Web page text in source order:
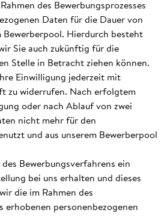
des Bewerbungsprozesses
Daten für die Dauer von
Bewerberpool. Hierdurch besteht
Sie auch zukünftig für die
Stelle in Betracht ziehen können.
Einwilligung jederzeit mit
zu widerrufen. Nach erfolgtem
oder nach Ablauf von zwei
nicht mehr für den
und aus unserem Bewerberpool
Bewerbungsverfahrens ein
bei uns erhalten und dieses
die im Rahmen des
erhobenen personenbezogenen